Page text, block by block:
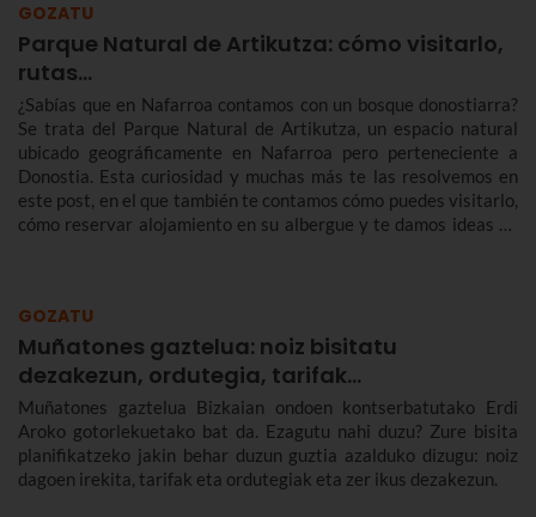
GOZATU
Parque Natural de Artikutza: cómo visitarlo,
rutas...
¿Sabías que en Nafarroa contamos con un bosque donostiarra?
Se trata del Parque Natural de Artikutza, un espacio natural
ubicado geográficamente en Nafarroa pero perteneciente a
Donostia. Esta curiosidad y muchas más te las resolvemos en
este post, en el que también te contamos cómo puedes visitarlo,
cómo reservar alojamiento en su albergue y te damos ideas de
GOZATU
Muñatones gaztelua: noiz bisitatu
dezakezun, ordutegia, tarifak...
Muñatones gaztelua Bizkaian ondoen kontserbatutako Erdi
Aroko gotorlekuetako bat da. Ezagutu nahi duzu? Zure bisita
planifikatzeko jakin behar duzun guztia azalduko dizugu: noiz
dagoen irekita, tarifak eta ordutegiak eta zer ikus dezakezun.